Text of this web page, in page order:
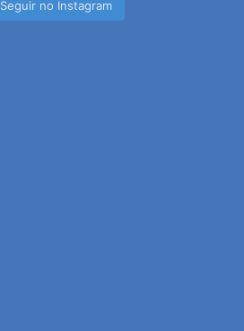
Seguir no Instagram